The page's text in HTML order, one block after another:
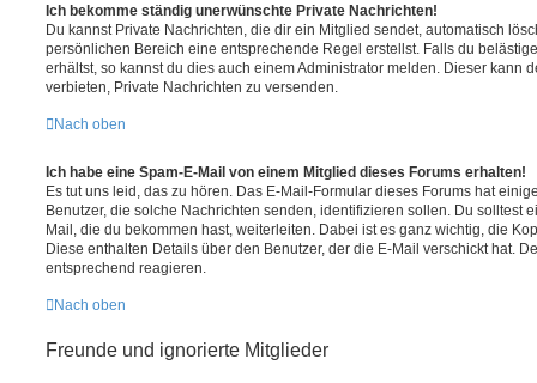
Ich bekomme ständig unerwünschte Private Nachrichten!
Du kannst Private Nachrichten, die dir ein Mitglied sendet, automatisch
persönlichen Bereich eine entsprechende Regel erstellst. Falls du
erhältst, so kannst du dies auch einem Administrator melden. Dieser kann
verbieten, Private Nachrichten zu versenden.
Nach oben
Ich habe eine Spam-E-Mail von einem Mitglied dieses Forums erhalten!
Es tut uns leid, das zu hören. Das E-Mail-Formular dieses Forums hat
Benutzer, die solche Nachrichten senden, identifizieren sollen. Du solltest
Mail, die du bekommen hast, weiterleiten. Dabei ist es ganz wichtig, die
Diese enthalten Details über den Benutzer, der die E-Mail verschickt hat.
entsprechend reagieren.
Nach oben
Freunde und ignorierte Mitglieder